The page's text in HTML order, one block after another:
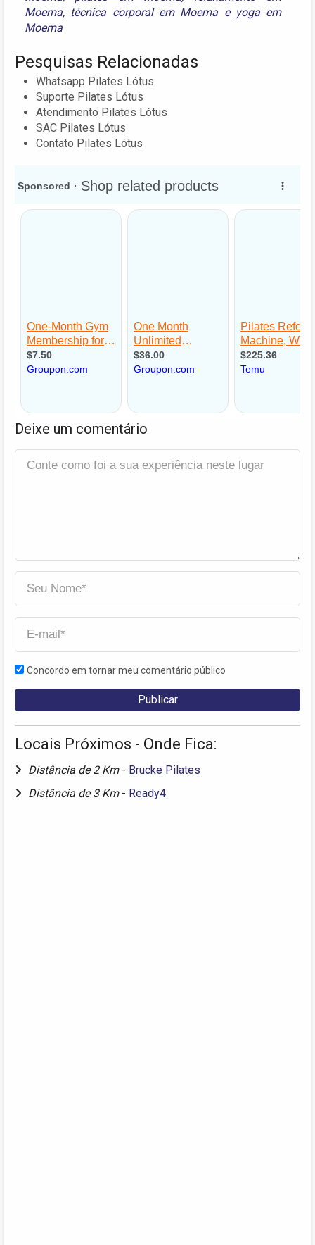
Moema, técnica corporal em Moema e yoga em
Moema
Pesquisas Relacionadas
Whatsapp Pilates Lótus
Suporte Pilates Lótus
Atendimento Pilates Lótus
SAC Pilates Lótus
Contato Pilates Lótus
Deixe um comentário
Concordo em tornar meu comentário público
Locais Próximos - Onde Fica:
Distância de 2 Km - Brucke Pilates
Distância de 3 Km - Ready4